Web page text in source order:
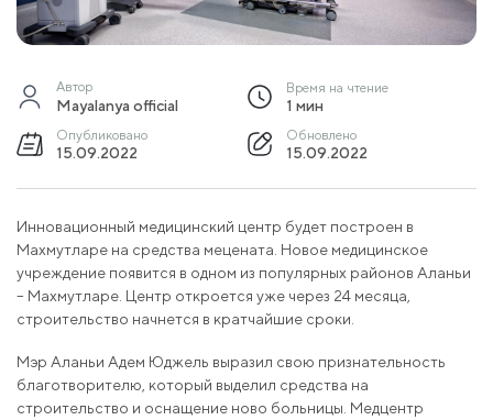
Автор
Mayalanya official
Время на чтение
1 мин
Опубликовано
15.09.2022
Обновлено
15.09.2022
Инновационный медицинский центр будет построен в
Махмутларе на средства мецената. Новое медицинское
учреждение появится в одном из популярных районов Аланьи
– Махмутларе. Центр откроется уже через 24 месяца,
строительство начнется в кратчайшие сроки.
Мэр Аланьи Адем Юджель выразил свою признательность
благотворителю, который выделил средства на
строительство и оснащение ново больницы. Медцентр